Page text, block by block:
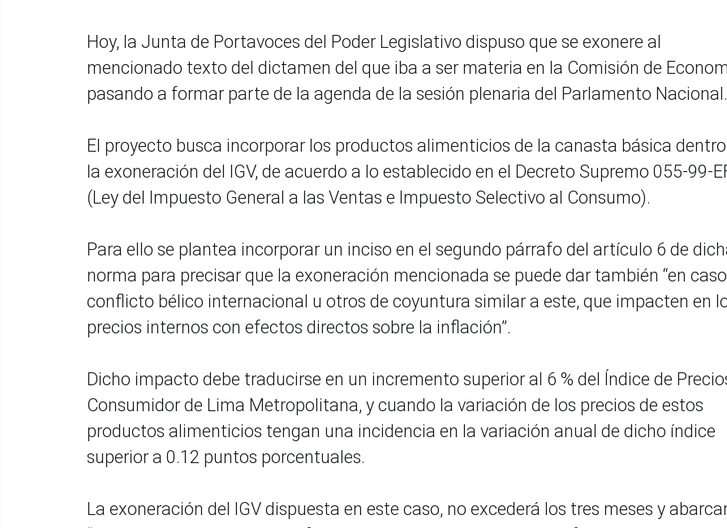
Hoy, la Junta de Portavoces del Poder Legislativo dispuso que se exonere al
mencionado texto del dictamen del que iba a ser materia en la Comisión de
pasando a formar parte de la agenda de la sesión plenaria del Parlamento Nacional.
El proyecto busca incorporar los productos alimenticios de la canasta básica
la exoneración del IGV, de acuerdo a lo establecido en el Decreto Supremo 055-99-
(Ley del Impuesto General a las Ventas e Impuesto Selectivo al Consumo).
Para ello se plantea incorporar un inciso en el segundo párrafo del artículo 6 de
norma para precisar que la exoneración mencionada se puede dar también “en
conflicto bélico internacional u otros de coyuntura similar a este, que impacten en
precios internos con efectos directos sobre la inflación”.
Dicho impacto debe traducirse en un incremento superior al 6 % del Índice de
Consumidor de Lima Metropolitana, y cuando la variación de los precios de estos
productos alimenticios tengan una incidencia en la variación anual de dicho índice
superior a 0.12 puntos porcentuales.
La exoneración del IGV dispuesta en este caso, no excederá los tres meses y